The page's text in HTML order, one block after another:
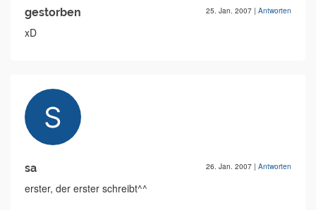
gestorben 25. Jan. 2007 | Antworten
xD
sa 26. Jan. 2007 | Antworten
erster, der erster schreibt^^